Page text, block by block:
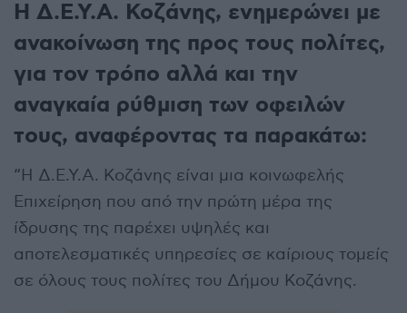
Η Δ.Ε.Υ.Α. Κοζάνης, ενημερώνει με
ανακοίνωση της προς τους πολίτες,
για τον τρόπο αλλά και την
αναγκαία ρύθμιση των οφειλών
τους, αναφέροντας τα παρακάτω:
“Η Δ.Ε.Υ.Α. Κοζάνης είναι μια κοινωφελής
Επιχείρηση που από την πρώτη μέρα της
ίδρυσης της παρέχει υψηλές και
αποτελεσματικές υπηρεσίες σε καίριους τομείς
σε όλους τους πολίτες του Δήμου Κοζάνης.